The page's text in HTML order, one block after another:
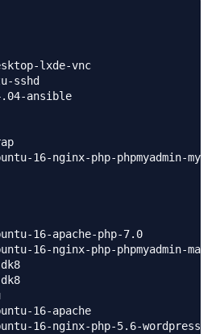
desktop-lxde-vnc
sshd
ansible
16-nginx-php-
ubuntu-16-apache-php-
16-nginx-php-
ubuntu-16-apache
16-nginx-php-5.6-